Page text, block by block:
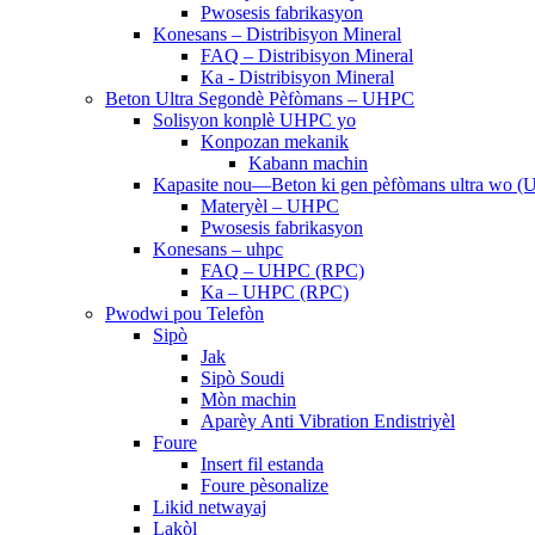
Pwosesis fabrikasyon
Konesans – Distribisyon Mineral
FAQ – Distribisyon Mineral
Ka - Distribisyon Mineral
Beton Ultra Segondè Pèfòmans – UHPC
Solisyon konplè UHPC yo
Konpozan mekanik
Kabann machin
Kapasite nou—Beton ki gen pèfòmans ultra wo
Materyèl – UHPC
Pwosesis fabrikasyon
Konesans – uhpc
FAQ – UHPC (RPC)
Ka – UHPC (RPC)
Pwodwi pou Telefòn
Sipò
Jak
Sipò Soudi
Mòn machin
Aparèy Anti Vibration Endistriyèl
Foure
Insert fil estanda
Foure pèsonalize
Likid netwayaj
Lakòl